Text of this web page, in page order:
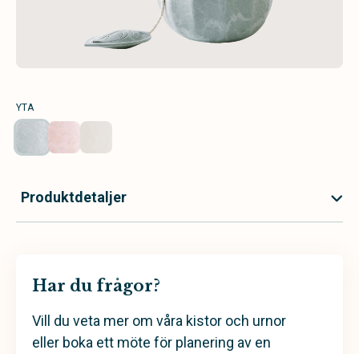
YTA
Produktdetaljer
Har du frågor?
Vill du veta mer om våra kistor och urnor
eller boka ett möte för planering av en